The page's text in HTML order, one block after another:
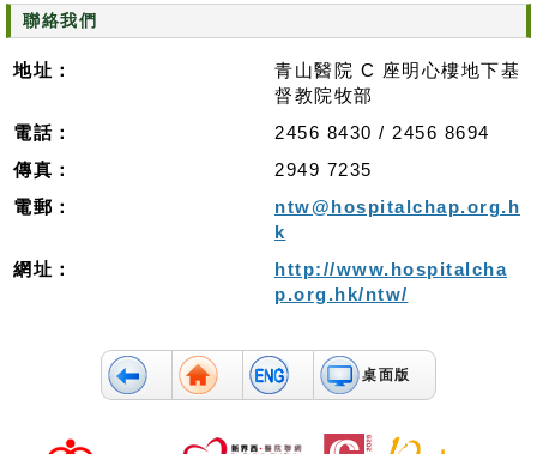
礙
聲
明
員
專
聯絡我們
地址：
青山醫院 C 座明心樓地下基
督教院牧部
電話：
2456 8430 / 2456 8694
傳真：
2949 7235
電郵：
ntw@hospitalchap.org.h
k
網址：
http://www.hospitalcha
p.org.hk/ntw/
桌面版